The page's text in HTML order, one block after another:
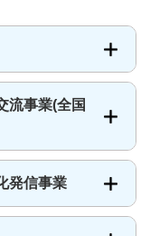
流事業(全国
発信事業